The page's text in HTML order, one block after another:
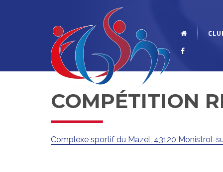
COMPÉTITION
Complexe sportif du Mazel, 43120 Monistrol-